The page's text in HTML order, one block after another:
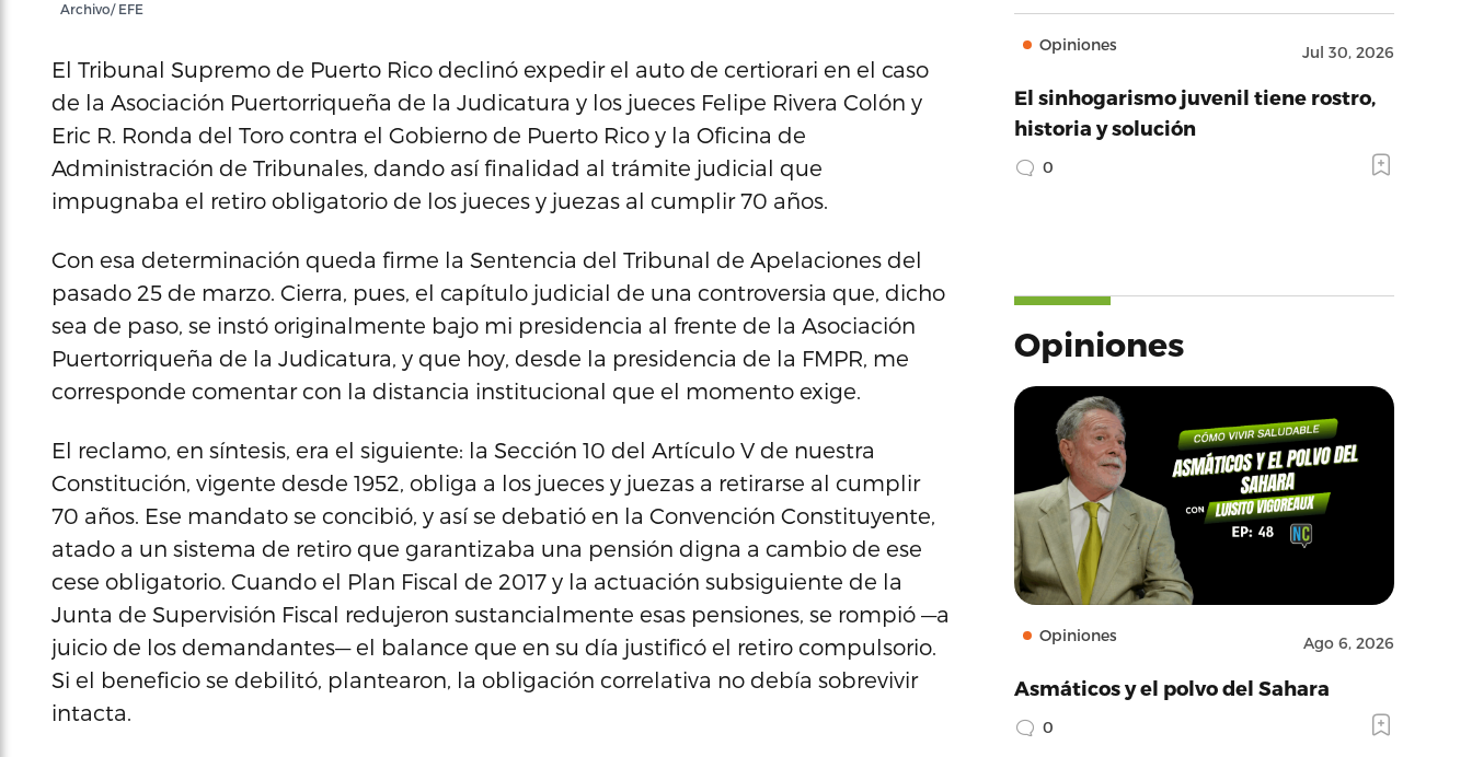
Archivo/ EFE
El Tribunal Supremo de Puerto Rico declinó expedir el auto de certiorari en el caso
de la Asociación Puertorriqueña de la Judicatura y los jueces Felipe Rivera Colón y
Eric R. Ronda del Toro contra el Gobierno de Puerto Rico y la Oficina de
Administración de Tribunales, dando así finalidad al trámite judicial que
impugnaba el retiro obligatorio de los jueces y juezas al cumplir 70 años.
Con esa determinación queda firme la Sentencia del Tribunal de Apelaciones del
pasado 25 de marzo. Cierra, pues, el capítulo judicial de una controversia que, dicho
sea de paso, se instó originalmente bajo mi presidencia al frente de la Asociación
Puertorriqueña de la Judicatura, y que hoy, desde la presidencia de la FMPR, me
corresponde comentar con la distancia institucional que el momento exige.
El reclamo, en síntesis, era el siguiente: la Sección 10 del Artículo V de nuestra
Constitución, vigente desde 1952, obliga a los jueces y juezas a retirarse al cumplir
70 años. Ese mandato se concibió, y así se debatió en la Convención Constituyente,
atado a un sistema de retiro que garantizaba una pensión digna a cambio de ese
cese obligatorio. Cuando el Plan Fiscal de 2017 y la actuación subsiguiente de la
Junta de Supervisión Fiscal redujeron sustancialmente esas pensiones, se rompió —a
juicio de los demandantes— el balance que en su día justificó el retiro compulsorio.
Si el beneficio se debilitó, plantearon, la obligación correlativa no debía sobrevivir
intacta.
Opiniones Jul 30, 2026
El sinhogarismo juvenil tiene rostro,
historia y solución
0
Opiniones
Opiniones Ago 6, 2026
Asmáticos y el polvo del Sahara
0